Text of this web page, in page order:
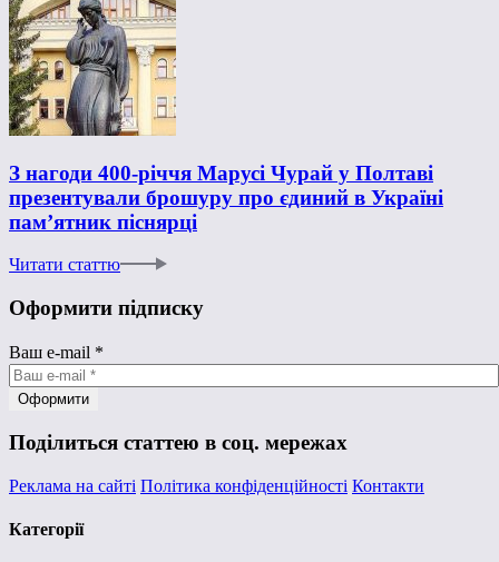
З нагоди 400-річчя Марусі Чурай у Полтаві
презентували брошуру про єдиний в Україні
пам’ятник піснярці
Читати статтю
Оформити підписку
Ваш e-mail *
Поділиться статтею в соц. мережах
Реклама на сайті Політика конфіденційності Контакти
Категорії